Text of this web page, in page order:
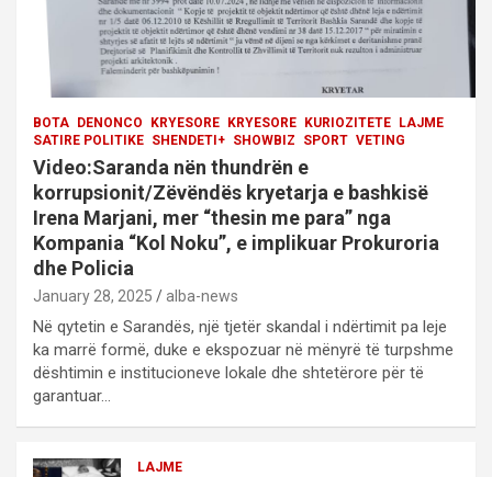
BOTA DENONCO KRYESORE KRYESORE KURIOZITETE
LAJME
SATIRE POLITIKE SHENDETI+ SHOWBIZ SPORT VETING
Video:Saranda nën thundrën e
korrupsionit/Zëvëndës kryetarja e bashkisë
Irena Marjani, mer “thesin me para” nga
Kompania “Kol Noku”, e implikuar Prokuroria
dhe Policia
January 28, 2025 alba-news
Në qytetin e Sarandës, një tjetër skandal i ndërtimit pa leje
ka marrë formë, duke e ekspozuar në mënyrë të turpshme
dështimin e institucioneve lokale dhe shtetërore për të
garantuar…
LAJME